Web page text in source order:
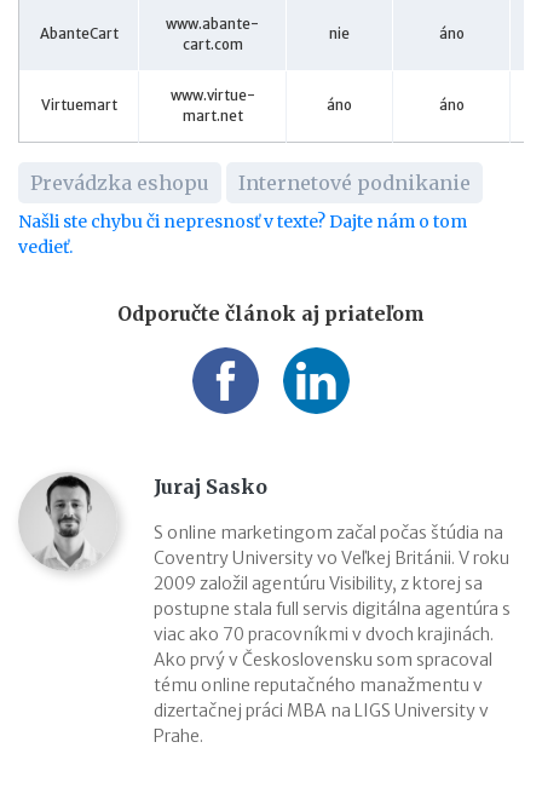
AbanteCart
www.abante-
cart.com
nie áno
Virtuemart
www.virtue-
mart.net
áno áno
Prevádzka eshopu Internetové podnikanie
Našli ste chybu či nepresnosť v texte? Dajte nám o tom
vedieť.
Odporučte článok aj priateľom
Juraj Sasko
S online marketingom začal počas štúdia na
Coventry University vo Veľkej Británii. V roku
2009 založil agentúru Visibility, z ktorej sa
postupne stala full servis digitálna agentúra s
viac ako 70 pracovníkmi v dvoch krajinách.
Ako prvý v Československu som spracoval
tému online reputačného manažmentu v
dizertačnej práci MBA na LIGS University v
Prahe.